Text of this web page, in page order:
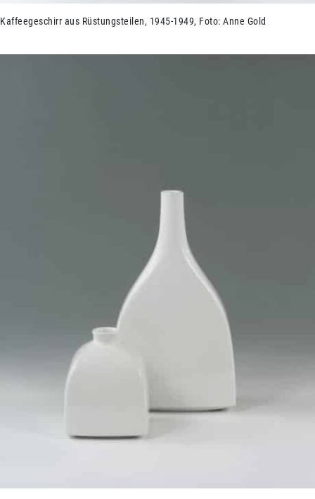
Kaffeegeschirr aus Rüstungsteilen, 1945-1949, Foto: Anne Gold